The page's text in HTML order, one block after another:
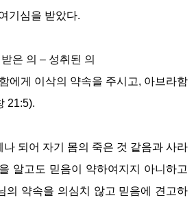
기심을 받았다.
은 의 – 성취된 의
에게 이삭의 약속을 주시고, 아브라함
21:5).
나 되어 자기 몸의 죽은 것 같음과 사라
알고도 믿음이 약하여지지 아니하고
의 약속을 의심치 않고 믿음에 견고하